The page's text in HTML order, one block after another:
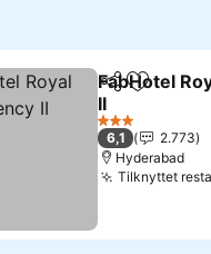
Del Føj til
FabHotel
II
3 Stjerner
6,1
2.773
Hyderabad
Tilknyttet